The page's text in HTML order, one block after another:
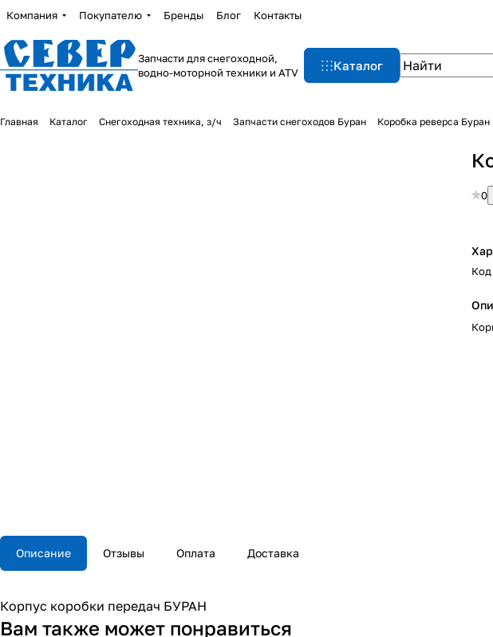
Компания Покупателю Бренды Блог Контакты
Запчасти для снегоходной,
водно-моторной техники и ATV
Каталог
Главная Каталог Снегоходная техника, з/ч Запчасти снегоходов Буран Коробка реверса Буран
0
Код
Описание Отзывы Оплата Доставка
Корпус коробки передач БУРАН
Вам также может понравиться